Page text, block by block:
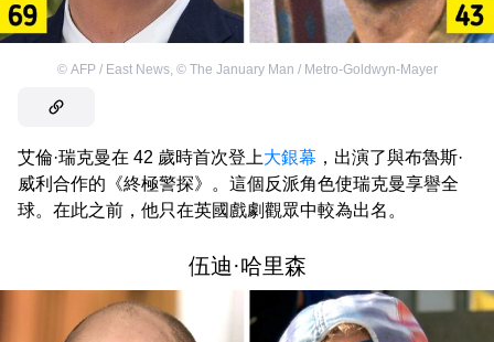
© AFP / East News, © The January Man / Metro-Goldwyn-Mayer
艾倫·瑞克曼在 42 歲時首次登上大銀幕 ，出演了與布魯斯·
威利合作的《終極警探》。這個反派角色使瑞克曼享譽全
球。在此之前，他只在英國戲劇觀眾中較為出名。
伍迪·哈里森